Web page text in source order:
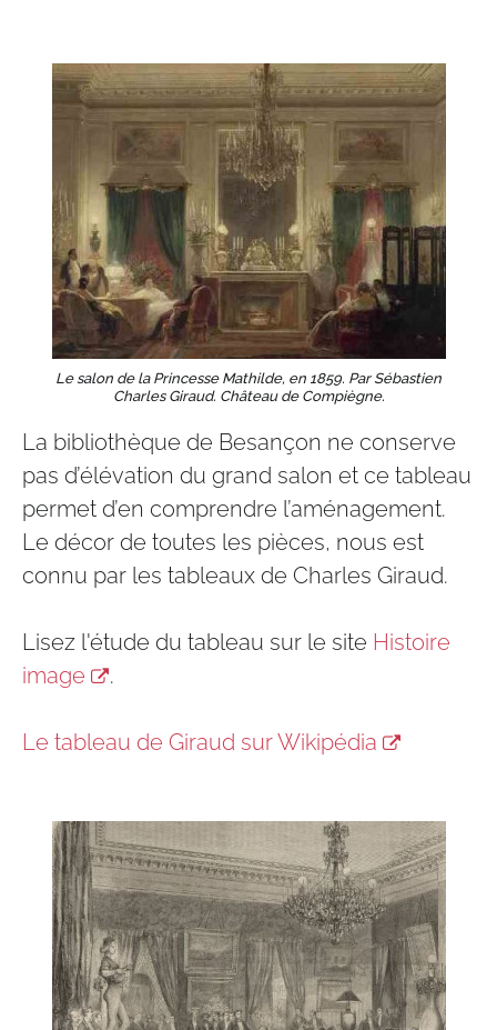
Le salon de la Princesse Mathilde, en 1859. Par Sébastien
Charles Giraud. Château de Compiègne.
La bibliothèque de Besançon ne conserve
pas d’élévation du grand salon et ce tableau
permet d’en comprendre l’aménagement.
Le décor de toutes les pièces, nous est
connu par les tableaux de Charles Giraud.
Lisez l'étude du tableau sur le site Histoire
image
.
Le tableau de Giraud sur Wikipédia